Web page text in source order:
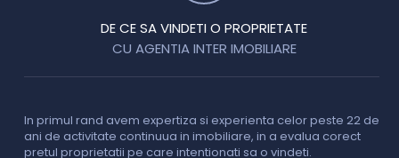
DE CE SA VINDETI O PROPRIETATE
CU AGENTIA INTER IMOBILIARE
In primul rand avem expertiza si experienta celor peste 22 de
ani de activitate continuua in imobiliare, in a evalua corect
pretul proprietatii pe care intentionati sa o vindeti.